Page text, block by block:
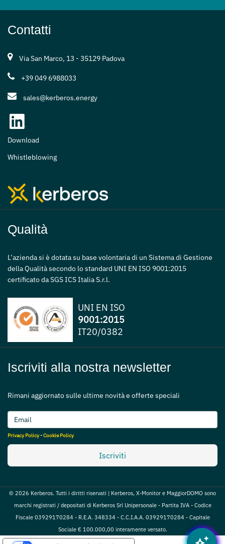
Contatti
Via San Marco, 13 - 35129 Padova
+39 049 6988033
sales@kerberos.energy
Download
Whistleblowing
Qualità
L’azienda si è dotata su base volontaria di un Sistema di Gestione
della Qualità secondo lo standard UNI EN ISO 9001:2015
certificato da SGS ICS Italia S.r.l.
UNI EN ISO
9001:2015
IT20/0382
Iscriviti alla nostra newsletter
Rimani aggiornato sulle ultime novità e offerte speciali
Privacy Policy-Cookie Policy
Iscriviti
© 2026 Kerberos. Tutti i diritti riservati | Kerberos, X-Monitor e MaggiorDOMO sono
marchi registrati / depositati di Kerberos Srl Unipersonale - Partita IVA - Codice
Fiscale 03929170284 - R.E.A. 348334 - C.C.I.A.A. 03929170284 - Capitale
Sociale € 100.000,00 interamente versato.